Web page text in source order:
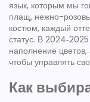
язык, которым мы
плащ, нежно-
костюм, каждый
статус. В
наполнение
чтобы управлять
Как